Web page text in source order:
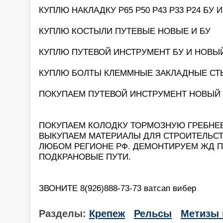
КУПЛЮ НАКЛАДКУ Р65 Р50 Р43 Р33 Р24 БУ
КУПЛЮ КОСТЫЛИ ПУТЕВЫЕ НОВЫЕ И БУ
КУПЛЮ ПУТЕВОЙ ИНСТРУМЕНТ БУ И
КУПЛЮ БОЛТЫ КЛЕММНЫЕ ЗАКЛАДНЫЕ
ПОКУПАЕМ ПУТЕВОЙ ИНСТРУМЕНТ НОВЫЙ
ПОКУПАЕМ КОЛОДКУ ТОРМОЗНУЮ
ВЫКУПАЕМ МАТЕРИАЛЫ ДЛЯ
ЛЮБОМ РЕГИОНЕ РФ. ДЕМОНТИРУЕМ ЖД
ПОДКРАНОВЫЕ ПУТИ.
ЗВОНИТЕ 8(926)888-73-73 ватсап вибер
Разделы: Крепеж Рельсы Метизы